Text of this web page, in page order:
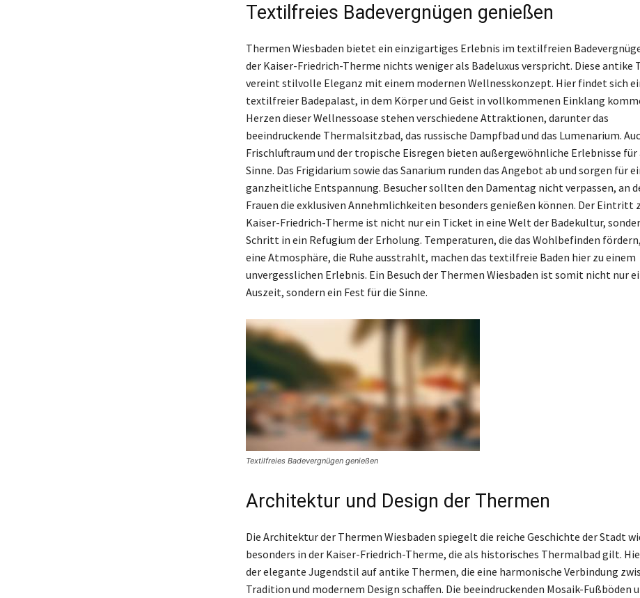
Textilfreies Badevergnügen genießen
Thermen Wiesbaden bietet ein einzigartiges Erlebnis im textilfreien
der Kaiser-Friedrich-Therme nichts weniger als Badeluxus verspricht. Diese antike
vereint stilvolle Eleganz mit einem modernen Wellnesskonzept. Hier findet sich
textilfreier Badepalast, in dem Körper und Geist in vollkommenen Einklang
Herzen dieser Wellnessoase stehen verschiedene Attraktionen, darunter das
beeindruckende Thermalsitzbad, das russische Dampfbad und das Lumenarium.
Frischluftraum und der tropische Eisregen bieten außergewöhnliche Erlebnisse für
Sinne. Das Frigidarium sowie das Sanarium runden das Angebot ab und sorgen für
ganzheitliche Entspannung. Besucher sollten den Damentag nicht verpassen, an
Frauen die exklusiven Annehmlichkeiten besonders genießen können. Der Eintritt
Kaiser-Friedrich-Therme ist nicht nur ein Ticket in eine Welt der Badekultur,
Schritt in ein Refugium der Erholung. Temperaturen, die das Wohlbefinden
eine Atmosphäre, die Ruhe ausstrahlt, machen das textilfreie Baden hier zu einem
unvergesslichen Erlebnis. Ein Besuch der Thermen Wiesbaden ist somit nicht nur
Auszeit, sondern ein Fest für die Sinne.
Textilfreies Badevergnügen genießen
Architektur und Design der Thermen
Die Architektur der Thermen Wiesbaden spiegelt die reiche Geschichte der Stadt
besonders in der Kaiser-Friedrich-Therme, die als historisches Thermalbad gilt.
der elegante Jugendstil auf antike Thermen, die eine harmonische Verbindung
Tradition und modernem Design schaffen. Die beeindruckenden Mosaik-Fußböden